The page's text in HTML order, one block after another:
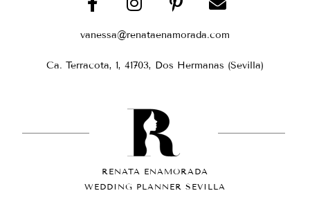
vanessa@renataenamorada.com
Ca. Terracota, 1, 41703, Dos Hermanas (Sevilla)
RENATA ENAMORADA
WEDDING PLANNER SEVILLA